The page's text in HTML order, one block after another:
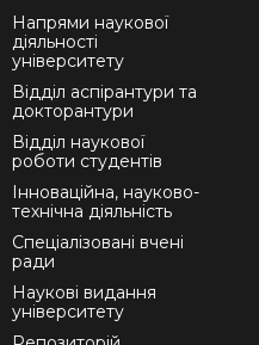
Напрями наукової
діяльності
університету
Відділ аспірантури та
докторантури
Відділ наукової
роботи студентів
Інноваційна, науково-
технічна діяльність
Спеціалізовані вчені
ради
Наукові видання
університету